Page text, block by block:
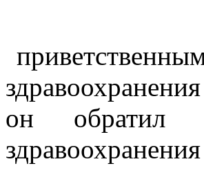
Открыл
он обратил